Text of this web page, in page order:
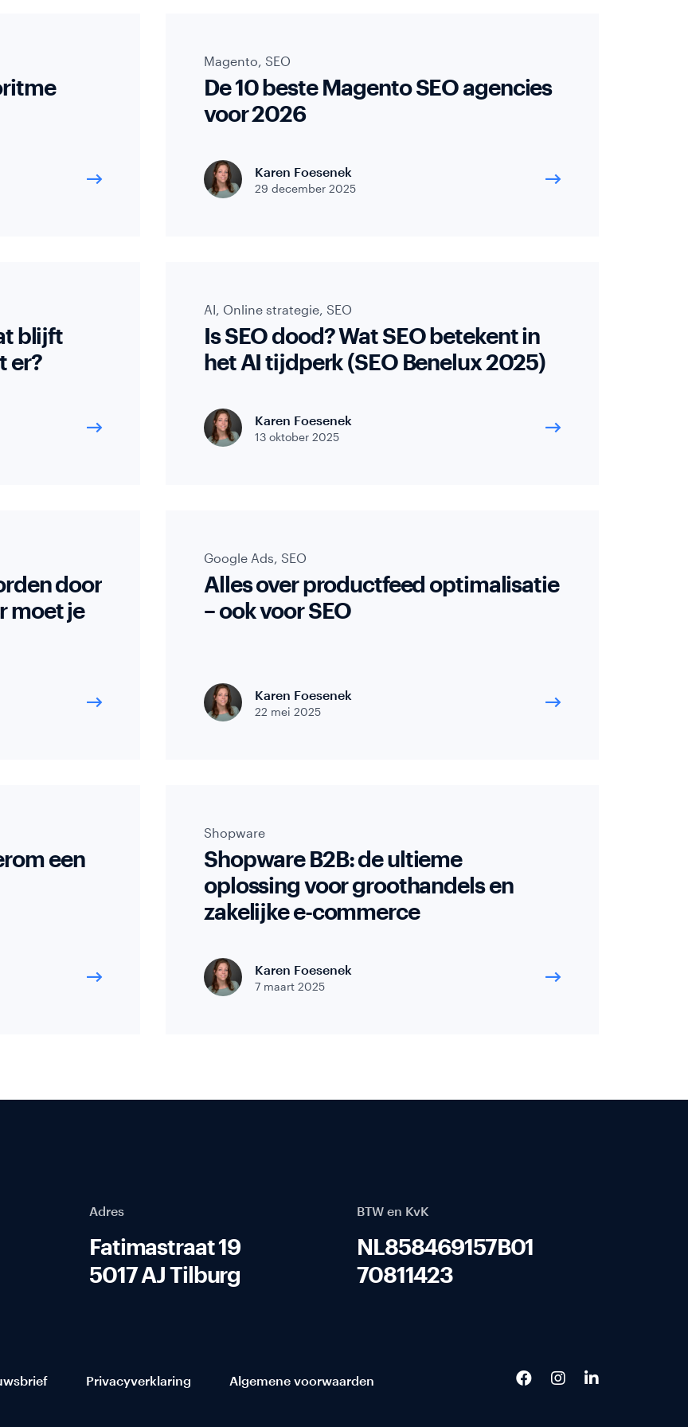
Magento, SEO
De 10 beste Magento SEO agencies
voor 2026
Karen Foesenek
29 december 2025
blijft
er?
AI, Online strategie, SEO
Is SEO dood? Wat SEO betekent in
het AI tijdperk (SEO Benelux 2025)
Karen Foesenek
13 oktober 2025
door
moet je
Google Ads, SEO
Alles over productfeed optimalisatie
– ook voor SEO
Karen Foesenek
22 mei 2025
een
Shopware
Shopware B2B: de ultieme
oplossing voor groothandels en
zakelijke e-commerce
Karen Foesenek
7 maart 2025
Adres
Fatimastraat 19
5017 AJ Tilburg
BTW en KvK
NL858469157B01
70811423
Privacyverklaring Algemene voorwaarden